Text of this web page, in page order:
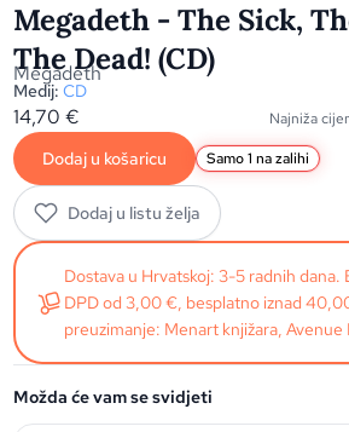
Megadeth - The Sick,
The Dead! (CD)
Megadeth
Medij: CD
14,70€ Najniža
Dodaj u košaricu Samo 1 na zalihi
Dodaj u listu želja
Dostava u Hrvatskoj: 3-5 radnih
DPD od 3,00 €, besplatno iznad
preuzimanje: Menart knjižara, Avenue
Možda će vam se svidjeti